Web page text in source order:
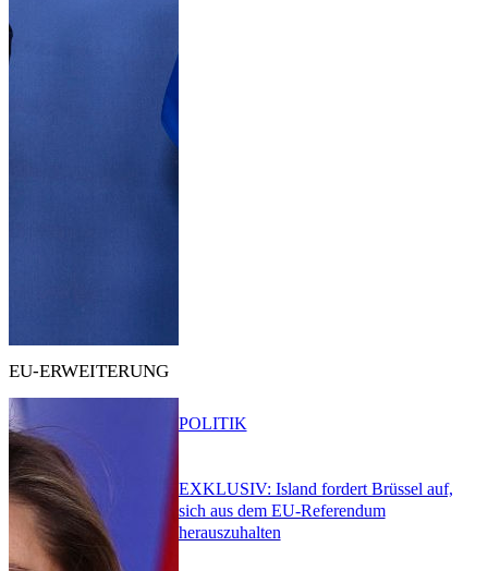
EU-ERWEITERUNG
EXKLUSIV: Island fordert Brüssel auf,
sich aus dem EU-Referendum
herauszuhalten
POLITIK